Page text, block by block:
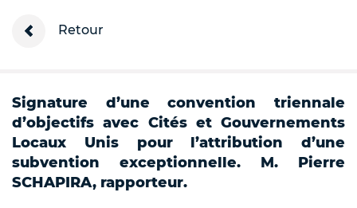
Retour
Signature d’une convention triennale
d’objectifs avec Cités et Gouvernements
Locaux Unis pour l’attribution d’une
subvention exceptionnelle. M. Pierre
SCHAPIRA, rapporteur.